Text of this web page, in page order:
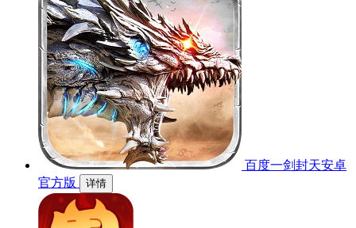
百度一剑封天安卓
官方版
详情